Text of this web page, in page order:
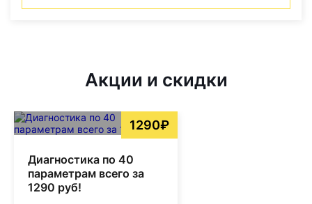
Акции и скидки
1290₽
Диагностика по 40
параметрам всего за
1290 руб!